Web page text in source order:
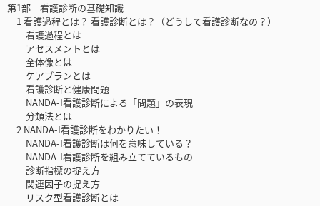
第1部 看護診断の基礎知識
1 看護過程とは？ 看護診断とは？（どうして看護診断なの？）
看護過程とは
アセスメントとは
全体像とは
ケアプランとは
看護診断と健康問題
NANDA-I看護診断による「問題」の表現
分類法とは
2 NANDA-I看護診断をわかりたい！
NANDA-I看護診断は何を意味している？
NANDA-I看護診断を組み立てているもの
診断指標の捉え方
関連因子の捉え方
リスク型看護診断とは